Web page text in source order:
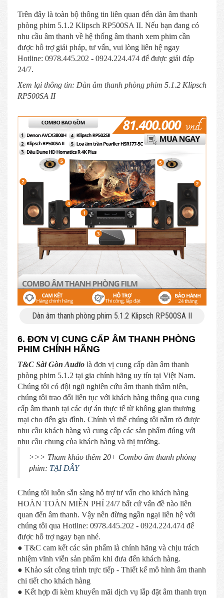
Trên đây là toàn bộ thông tin liên quan đến dàn âm thanh
phòng phim 5.1.2 Klipsch RP500SA II. Nếu bạn đang có
nhu cầu âm thanh về hệ thống âm thanh xem phim cần
được hỗ trợ giải pháp, tư vấn, vui lòng liên hệ ngay
Hotline: 0978.445.202 - 0924.224.474 để được giải đáp
24/7.
Xem lại thông tin: Dàn âm thanh phòng phim 5.1.2 Klipsch
RP500SA II
Dàn âm thanh phòng phim 5.1.2 Klipsch RP500SA II
6. ĐƠN VỊ CUNG CẤP ÂM THANH PHÒNG
PHIM CHÍNH HÃNG
T&C Sài Gòn Audio là đơn vị cung cấp dàn âm thanh
phòng phim 5.1.2 tại gia chính hãng uy tín tại Việt Nam.
Chúng tôi có đội ngũ nghiên cứu âm thanh thâm niên,
chúng tôi trao đổi liên tục với khách hàng thông qua cung
cấp âm thanh tại các dự án thực tế từ không gian thương
mại cho đến gia đình. Chính vì thế chúng tôi nắm rõ được
nhu cầu khách hàng và cung cấp các sản phẩm đúng với
nhu cầu chung của khách hàng và thị trường.
>>> Tham khảo thêm 20+ Combo âm thanh phòng
phim: TẠI ĐÂY
Chúng tôi luôn sẵn sàng hỗ trợ tư vấn cho khách hàng
HOÀN TOÀN MIỄN PHÍ 24/7 bất cứ vấn đề nào liên
quan đến âm thanh. Vậy nên đừng ngần ngại liên hệ với
chúng tôi qua Hotline: 0978.445.202 - 0924.224.474 để
được hỗ trợ ngay bạn nhé.
● T&C cam kết các sản phẩm là chính hãng và chịu trách
nhiệm vĩnh viễn sản phẩm khi đưa đến khách hàng.
● Khảo sát công trình trực tiếp - Thiết kế mô hình âm thanh
chi tiết cho khách hàng
● Kết hợp đi kèm khuyến mãi dịch vụ lắp đặt âm thanh trọn